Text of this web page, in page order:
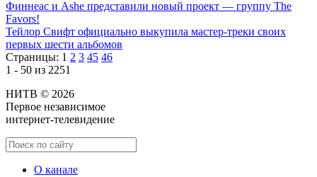
Финнеас и Ashe представили новый проект — группу The
Favors!
Тейлор Свифт официально выкупила мастер-треки своих
первых шести альбомов
Страницы: 1 2 3 45 46
1 - 50 из 2251
НИТВ © 2026
Первое независимое
интернет-телевидение
О канале